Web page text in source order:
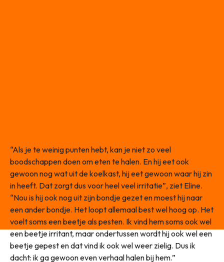
“Als je te weinig punten hebt, kan je niet zo veel
boodschappen doen om eten te halen. En hij eet ook
gewoon nog wat uit de koelkast, hij eet gewoon waar hij zin
in heeft. Dat zorgt dus voor heel veel irritatie”, ziet Eline.
“Nou is hij ook nog uit zijn bondje gezet en moest hij naar
een ander bondje. Het loopt allemaal best wel hoog op. Het
voelt soms een beetje als pesten. Ik vind hem soms ook wel
een beetje irritant, maar ondertussen wordt hij ook wel een
beetje gepest en dat vind ik ook wel weer zielig. Dus ik
dacht: ik ga gewoon even verhaal halen bij hem.”